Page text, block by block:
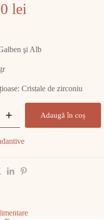
lei
şi Alb
Cristale de zirconiu
Adaugă în coș